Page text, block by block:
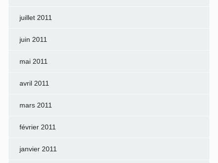
juillet 2011
juin 2011
mai 2011
avril 2011
mars 2011
février 2011
janvier 2011